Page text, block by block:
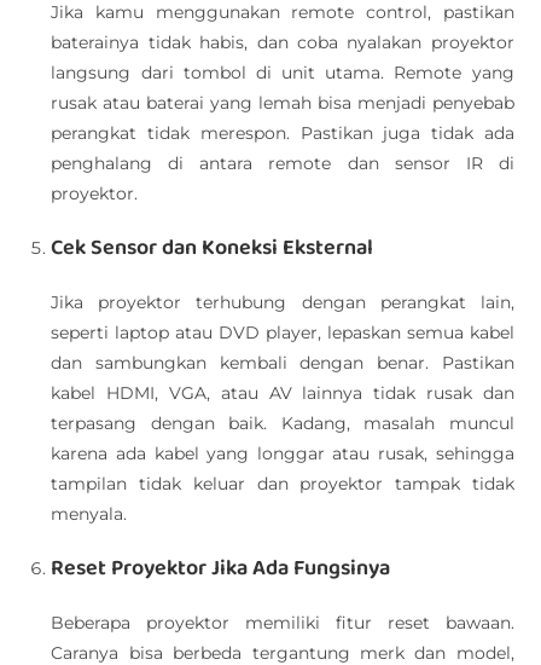
Jika kamu menggunakan remote control, pastikan
baterainya tidak habis, dan coba nyalakan proyektor
langsung dari tombol di unit utama. Remote yang
rusak atau baterai yang lemah bisa menjadi penyebab
perangkat tidak merespon. Pastikan juga tidak ada
penghalang di antara remote dan sensor IR di
proyektor.
Cek Sensor dan Koneksi Eksternal
Jika proyektor terhubung dengan perangkat lain,
seperti laptop atau DVD player, lepaskan semua kabel
dan sambungkan kembali dengan benar. Pastikan
kabel HDMI, VGA, atau AV lainnya tidak rusak dan
terpasang dengan baik. Kadang, masalah muncul
karena ada kabel yang longgar atau rusak, sehingga
tampilan tidak keluar dan proyektor tampak tidak
menyala.
Reset Proyektor Jika Ada Fungsinya
Beberapa proyektor memiliki fitur reset bawaan.
Caranya bisa berbeda tergantung merk dan model,